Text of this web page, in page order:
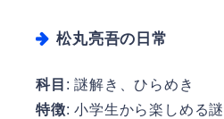
松丸亮吾の日常
科目 : 謎解き、ひらめき
特徴: 小学生から楽しめる